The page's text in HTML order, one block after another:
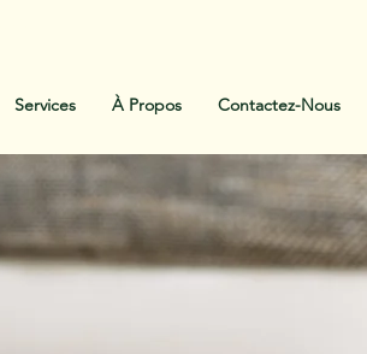
Services À Propos Contactez-Nous